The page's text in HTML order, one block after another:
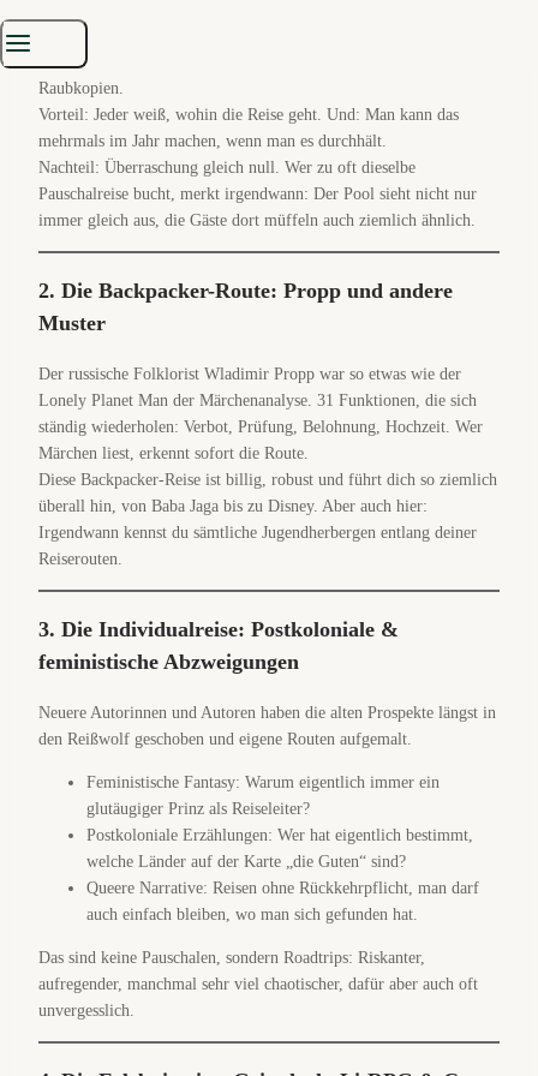
mit mehr Drachen und die Gaben sind hier keine Gucci
Raubkopien.
Vorteil: Jeder weiß, wohin die Reise geht. Und: Man kann das
mehrmals im Jahr machen, wenn man es durchhält.
Nachteil: Überraschung gleich null. Wer zu oft dieselbe
Pauschalreise bucht, merkt irgendwann: Der Pool sieht nicht nur
immer gleich aus, die Gäste dort müffeln auch ziemlich ähnlich.
2. Die Backpacker-Route: Propp und andere
Muster
Der russische Folklorist Wladimir Propp war so etwas wie der
Lonely Planet Man der Märchenanalyse. 31 Funktionen, die sich
ständig wiederholen: Verbot, Prüfung, Belohnung, Hochzeit. Wer
Märchen liest, erkennt sofort die Route.
Diese Backpacker-Reise ist billig, robust und führt dich so ziemlich
überall hin, von Baba Jaga bis zu Disney. Aber auch hier:
Irgendwann kennst du sämtliche Jugendherbergen entlang deiner
Reiserouten.
3. Die Individualreise: Postkoloniale &
feministische Abzweigungen
Neuere Autorinnen und Autoren haben die alten Prospekte längst in
den Reißwolf geschoben und eigene Routen aufgemalt.
Feministische Fantasy: Warum eigentlich immer ein
glutäugiger Prinz als Reiseleiter?
Postkoloniale Erzählungen: Wer hat eigentlich bestimmt,
welche Länder auf der Karte „die Guten“ sind?
Queere Narrative: Reisen ohne Rückkehrpflicht, man darf
auch einfach bleiben, wo man sich gefunden hat.
Das sind keine Pauschalen, sondern Roadtrips: Riskanter,
aufregender, manchmal sehr viel chaotischer, dafür aber auch oft
unvergesslich.